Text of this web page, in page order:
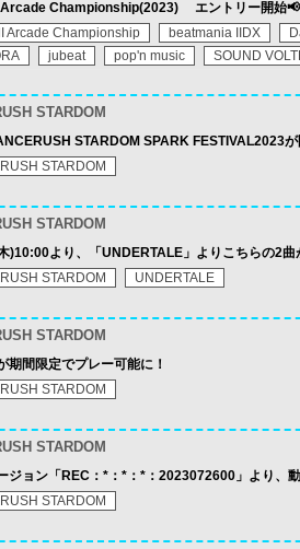
Arcade Championship(2023) エントリー開始
Arcade Championship
beatmania IIDX
jubeat pop'n music SOUND
STARDOM
STARDOM SPARK FESTIVAL2023
STARDOM
STARDOM
)10:00より、「UNDERTALE」よりこちらの2曲
STARDOM
UNDERTALE
STARDOM
期間限定でプレー可能に！
STARDOM
STARDOM
ジョン「REC：*：*：*：2023072600」より、
STARDOM